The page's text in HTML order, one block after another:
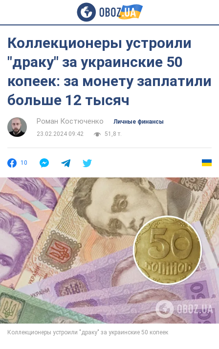
Коллекционеры устроили
"драку" за украинские 50
копеек: за монету заплатили
больше 12 тысяч
Роман Костюченко
Личные финансы
23.02.2024 09:42
51,8 т.
10